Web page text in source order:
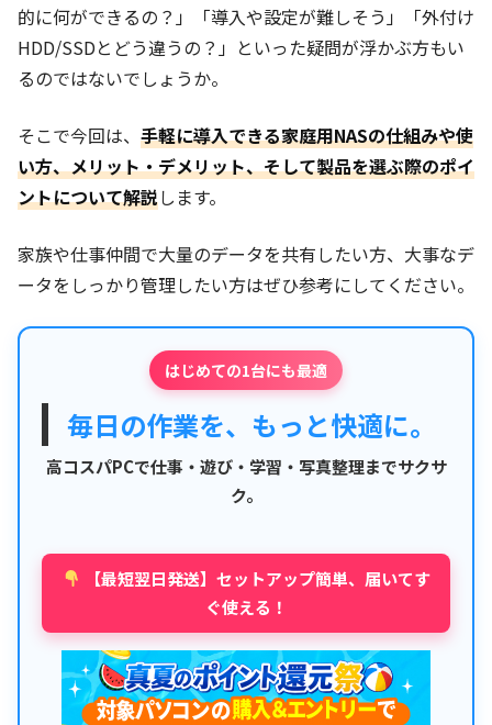
的に何ができるの？」「導入や設定が難しそう」「外付け
HDD/SSDとどう違うの？」といった疑問が浮かぶ方もい
るのではないでしょうか。
そこで今回は、 手軽に導入できる家庭用NASの仕組みや使
い方、メリット・デメリット、そして製品を選ぶ際のポイ
ントについて解説します。
家族や仕事仲間で大量のデータを共有したい方、大事なデ
ータをしっかり管理したい方はぜひ参考にしてください。
はじめての1台にも最適
毎日の作業を、もっと快適に。
高コスパPCで仕事・遊び・学習・写真整理までサクサ
ク。
【最短翌日発送】セットアップ簡単、届いてす
ぐ使える！